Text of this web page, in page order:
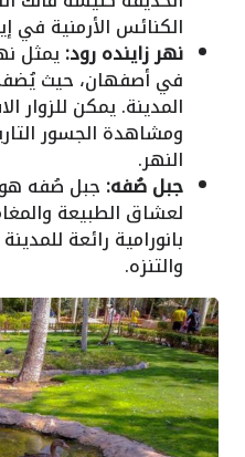
الكنائس الأرمنية في
نهر زاينده رود:يمثل
في أصفهان، حيث
المدينة. يمكن للزوار
ومشاهدة الجسور
النهر.
جبل صُفه: جبل صُفه
لعشاق الطبيعة
بانورامية رائعة
والتنزه.